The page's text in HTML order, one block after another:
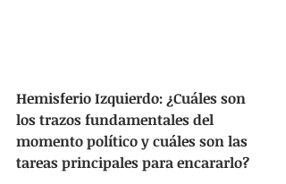
Hemisferio Izquierdo: ¿Cuáles son
los trazos fundamentales del
momento político y cuáles son las
tareas principales para encararlo?